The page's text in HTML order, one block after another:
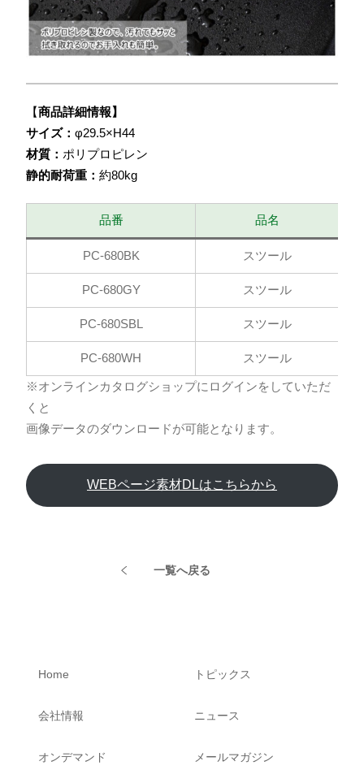
【商品詳細情報】
サイズ： φ29.5×H44
材質： ポリプロピレン
静的耐荷重： 約80kg
品番 品名
PC-680BK スツール
PC-680GY スツール
PC-680SBL スツール
PC-680WH スツール
※オンラインカタログショップにログインをしていただ
くと
画像データのダウンロードが可能となります。
WEBページ素材DLはこちらから
一覧へ戻る
Home
会社情報
オンデマンド
トピックス
ニュース
メールマガジン